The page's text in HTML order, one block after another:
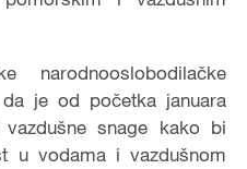
narodnooslobodilačke
je od početka januara
snage kako bi
u vodama i vazdušnom